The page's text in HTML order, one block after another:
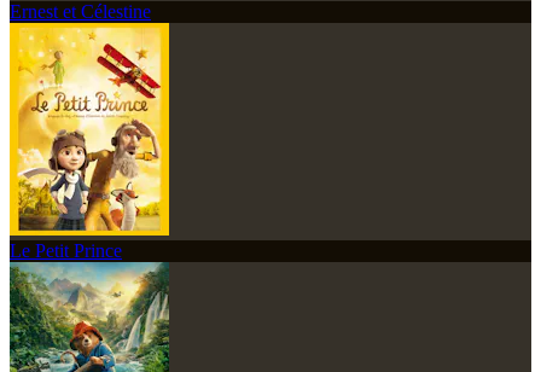
Ernest et Célestine
Le Petit Prince